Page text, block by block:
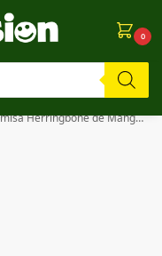
0
¡Perdón!⚠️
Corta de mujer CHEMISE FEMME À CHEVRONS